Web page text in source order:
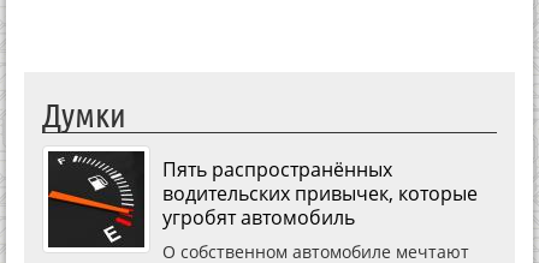
Думки
Пять распространённых
водительских привычек, которые
угробят автомобиль
О собственном автомобиле мечтают